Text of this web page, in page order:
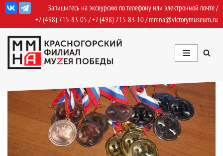
Перейти
к
содержимому
Запишитесь на экскурсию по телефону или электронной почте /
+7 (498) 715-83-05 /+7 (498) 715-83-10/mmna@victorymuseum.ru